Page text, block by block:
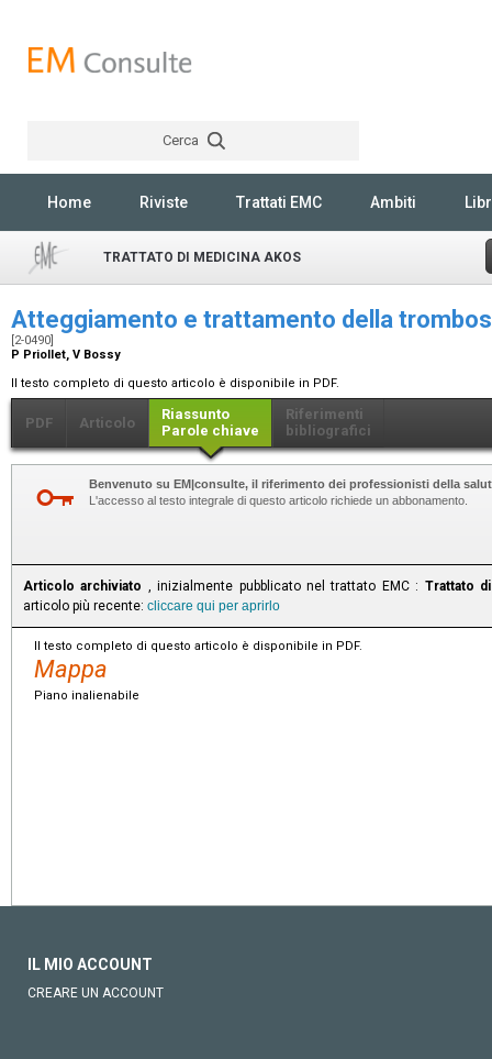
Cerca
Home Riviste Trattati EMC Ambiti
TRATTATO DI MEDICINA AKOS
Atteggiamento e trattamento della
[2-0490]
P Priollet, V Bossy
Il testo completo di questo articolo è disponibile in PDF.
PDF Articolo
Riassunto
Parole chiave
Riferimenti
bibliografici
Benvenuto su EM|consulte, il riferimento dei professionisti della
L'accesso al testo integrale di questo articolo richiede un abbonamento.
Articolo archiviato , inizialmente pubblicato nel trattato EMC : Trattato
articolo più recente: cliccare qui per aprirlo
Il testo completo di questo articolo è disponibile in PDF.
Mappa
Piano inalienabile
IL MIO ACCOUNT
CREARE UN ACCOUNT